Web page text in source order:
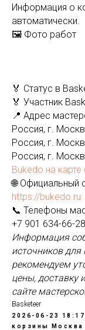
Информация о
автоматически.
🖼️ Фото работ
🏅 Статус в
🏅 Участник
📍 Адрес
Россия, г.
Россия, г.
Россия, г.
Bukedo на
🌐 Официальный
https://bukedo.ru
📞 Телефоны
+7 901 634-66-28
Информация
источников для
рекомендуем
цены, доставку
сайте
Basketeer
2026-06-23 18:17
корзины
Москва